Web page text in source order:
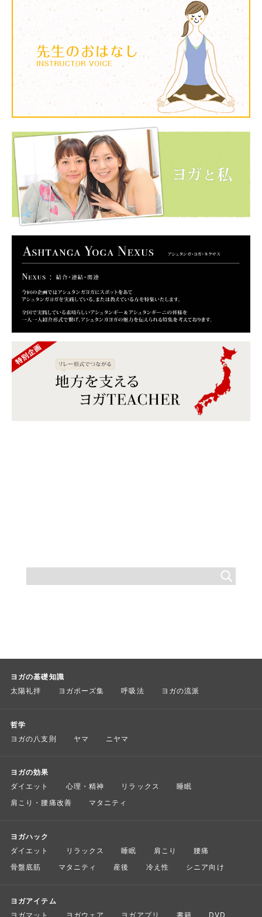
ヨガの基礎知識
太陽礼拝 ヨガポーズ集 呼吸法 ヨガの流派
哲学
ヨガの八支則 ヤマ ニヤマ
ヨガの効果
ダイエット 心理・精神 リラックス
睡眠
肩こり・腰痛改善
マタニティ
ヨガハック
ダイエット リラックス 睡眠 肩こり
腰痛
骨盤底筋
マタニティ 産後 冷え性 シニア向け
ヨガアイテム
ヨガマット ヨガウェア ヨガアプリ 書籍 DVD